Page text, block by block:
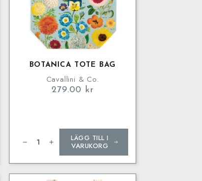
BOTANICA TOTE BAG
Cavallini & Co.
279.00 kr
Bag
LÄGG TILL I
VARUKORG